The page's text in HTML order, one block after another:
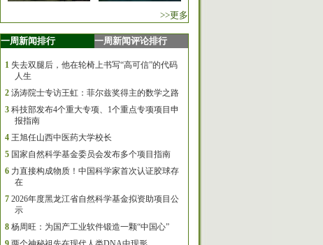
>>更多
一周新闻排行 一周新闻评论排行
1 失去双腿后，他在轮椅上书写“高可信”的代码
人生
2 汤涛院士专访王虹：菲尔兹奖得主的数学之路
3 科技部发布4个重大专项、1个重点专项项目申
报指南
4 王旭任山西中医药大学校长
5 国家自然科学基金委员会发布多个项目指南
6 力直接构成物质！中国科学家首次认证胶球存
在
7 2026年度黑龙江省自然科学基金拟资助项目公
示
8 杨周旺：为国产工业软件锻造一颗“中国心”